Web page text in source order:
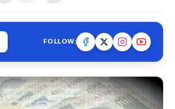
FOLLOW: